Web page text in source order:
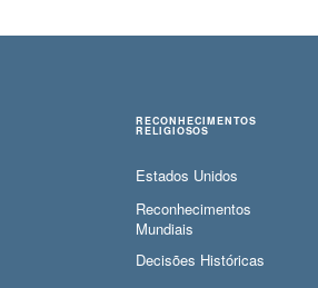
RECONHECIMENTOS
RELIGIOSOS
Estados Unidos
Reconhecimentos
Mundiais
Decisões Históricas